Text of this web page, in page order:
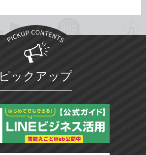
ピックアップ